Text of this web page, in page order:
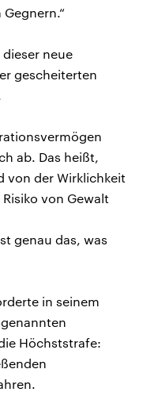
neue
gescheiterten
ab. Das heißt,
von der Wirklichkeit
von Gewalt
genau das, was
in seinem
Höchststrafe: